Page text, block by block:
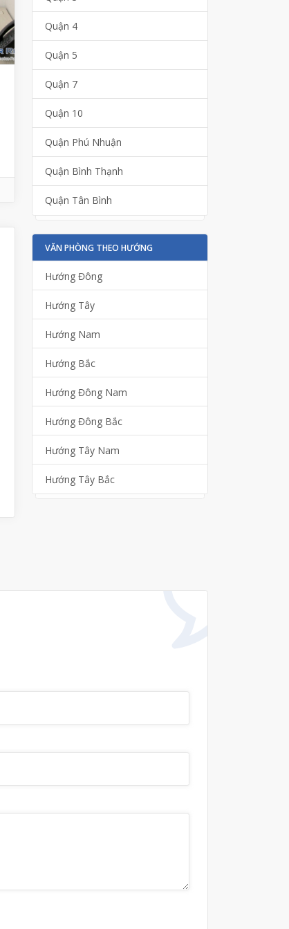
Quận 4
Quận 5
Quận 7
Quận 10
Quận Phú Nhuận
Quận Bình Thạnh
Quận Tân Bình
VĂN PHÒNG THEO HƯỚNG
Hướng Đông
Hướng Tây
Hướng Nam
Hướng Bắc
Hướng Đông Nam
Hướng Đông Bắc
Hướng Tây Nam
Hướng Tây Bắc